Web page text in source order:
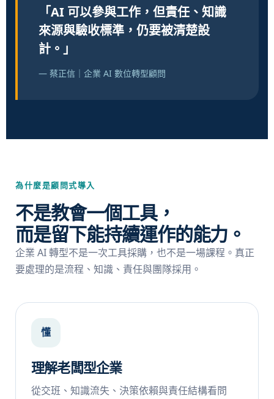
「AI 可以參與工作，但責任、知識
來源與驗收標準，仍要被清楚設
計。」
— 蔡正信｜企業 AI 數位轉型顧問
為什麼是顧問式導入
不是教會一個工具，
而是留下能持續運作的能力。
企業 AI 轉型不是一次工具採購，也不是一場課程。真正
要處理的是流程、知識、責任與團隊採用。
懂
理解老闆型企業
從交班、知識流失、決策依賴與責任結構看問